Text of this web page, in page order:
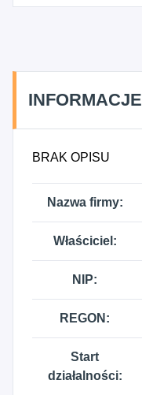
INFORMACJE
BRAK OPISU
Nazwa firmy:
Właściciel:
NIP:
REGON:
Start
działalności: